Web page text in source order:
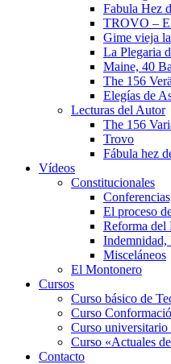
Fabula Hez
TROVO –
Gime vieja
La Plegaria
Maine, 40
The 156
Elegías de
Lecturas del Autor
The 156
Trovo
Fábula hez
Vídeos
Constitucionales
El proceso
Reforma del
Indemnidad,
Misceláneos
El Montonero
Cursos
Curso básico de
Curso
Curso universitario
Curso «Actuales
Contacto